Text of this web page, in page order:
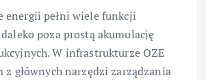
energii pełni wiele funkcji
poza prostą akumulację
W infrastrukturze OZE
z głównych narzędzi zarządzania